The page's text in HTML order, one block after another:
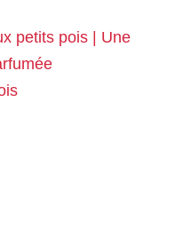
petits pois | Une